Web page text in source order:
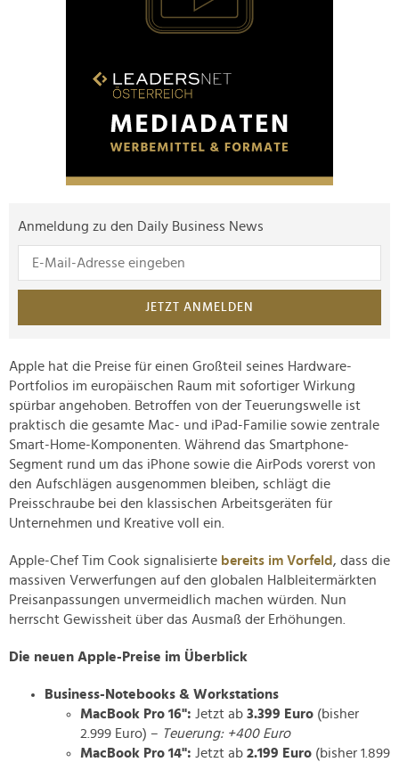
Anmeldung zu den Daily Business News
JETZT ANMELDEN
Apple hat die Preise für einen Großteil seines Hardware-
Portfolios im europäischen Raum mit sofortiger Wirkung
spürbar angehoben. Betroffen von der Teuerungswelle ist
praktisch die gesamte Mac- und iPad-Familie sowie zentrale
Smart-Home-Komponenten. Während das Smartphone-
Segment rund um das iPhone sowie die AirPods vorerst von
den Aufschlägen ausgenommen bleiben, schlägt die
Preisschraube bei den klassischen Arbeitsgeräten für
Unternehmen und Kreative voll ein.
Apple-Chef Tim Cook signalisierte bereits im Vorfeld , dass die
massiven Verwerfungen auf den globalen Halbleitermärkten
Preisanpassungen unvermeidlich machen würden. Nun
herrscht Gewissheit über das Ausmaß der Erhöhungen.
Die neuen Apple-Preise im Überblick
Business-Notebooks & Workstations
MacBook Pro 16": Jetzt ab 3.399 Euro (bisher
2.999 Euro) – Teuerung: +400 Euro
MacBook Pro 14": Jetzt ab 2.199 Euro (bisher 1.899